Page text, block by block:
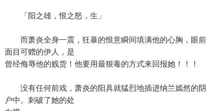
「阳之雄，恨之怒，生」
而萧炎全身一震，狂暴的恨意瞬间填满他的心胸，眼前
面目可赠的伊人，是
曾经侮辱他的贱货！他要用最狠毒的方式来回报她！！！
没有任何前戏，萧炎的阳具就猛烈地插进纳兰嫣然的阴
户中。刺破了她的处